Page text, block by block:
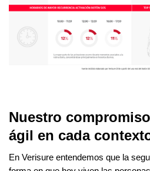
Nuestro
ágil en cada
En Verisure entendemos que la